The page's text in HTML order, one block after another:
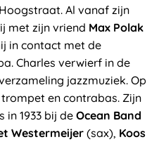
Al vanaf zijn
met zijn vriend Max Polak
in contact met de
Charles verwierf in de
jazzmuziek. Op
en contrabas. Zijn
in 1933 bij de Ocean Band
Westermeijer (sax), Koos